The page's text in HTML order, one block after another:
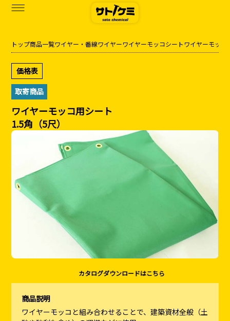
サトケミって？
お知らせ
ブログ
お問い合わせ
トップ商品一覧ワイヤー・番線ワイヤーワイヤーモッコシート ワイヤーモッコ
価格表
取寄商品
ワイヤーモッコ用シート
1.5角（5尺）
カタログダウンロードはこちら
商品説明
ワイヤーモッコと組み合わせることで、建築資材全般（土